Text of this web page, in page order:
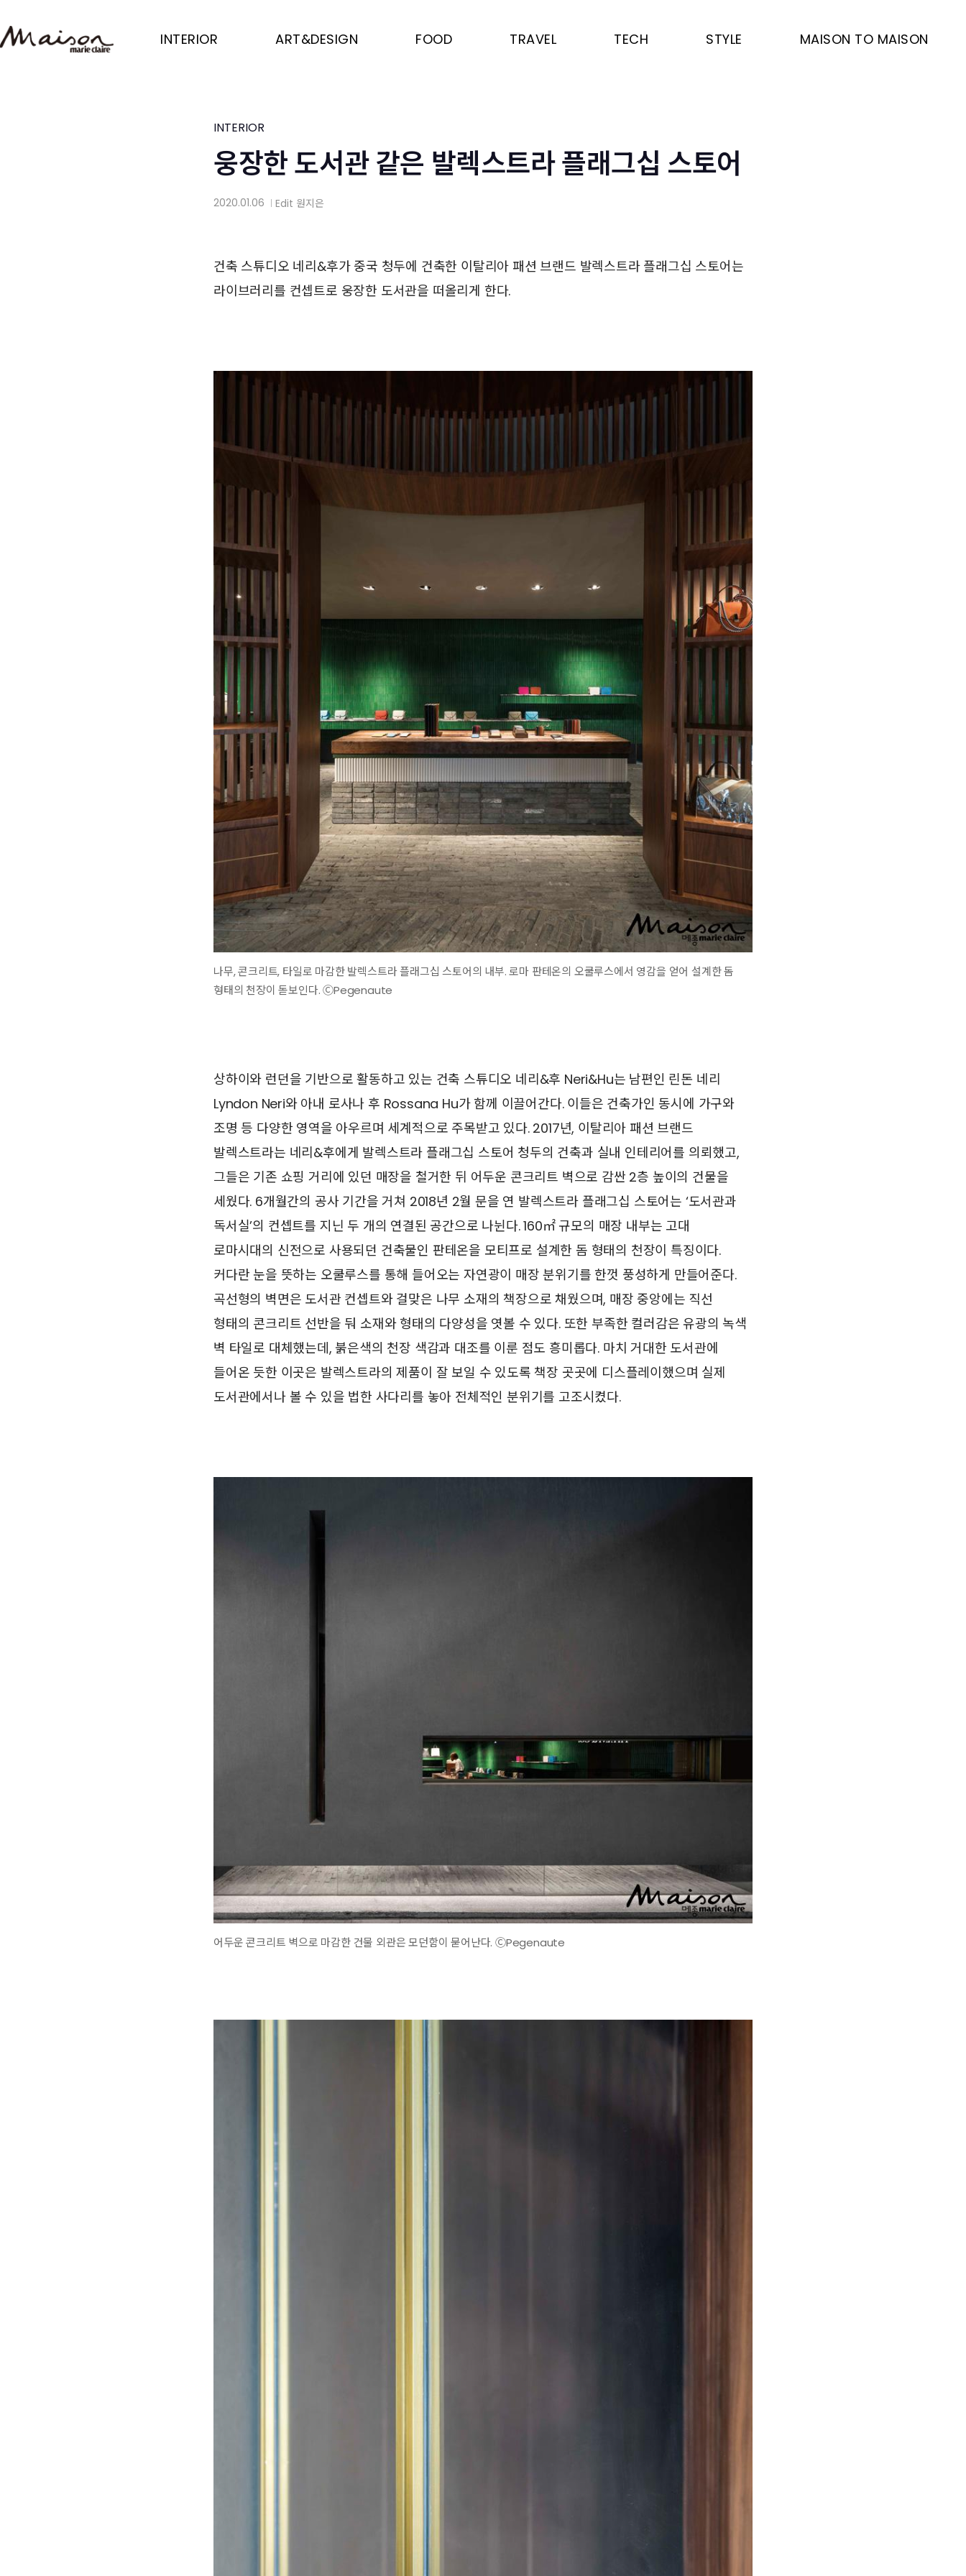
to
main
INTERIOR ART&DESIGN FOOD TRAVEL TECH STYLE MAISON TO MAISON
INTERIOR
웅장한 도서관 같은 발렉스트라 플래그십 스토어
2020.01.06 Edit 원지은
건축 스튜디오 네리&후가 중국 청두에 건축한 이탈리아 패션 브랜드 발렉스트라 플래그십 스토어는
라이브러리를 컨셉트로 웅장한 도서관을 떠올리게 한다.
나무, 콘크리트, 타일로 마감한 발렉스트라 플래그십 스토어의 내부. 로마 판테온의 오쿨루스에서 영감을 얻어 설계한 돔
형태의 천장이 돋보인다. ⒸPegenaute
상하이와 런던을 기반으로 활동하고 있는 건축 스튜디오 네리&후 Neri&Hu는 남편인 린돈 네리
Lyndon Neri와 아내 로사나 후 Rossana Hu가 함께 이끌어간다. 이들은 건축가인 동시에 가구와
조명 등 다양한 영역을 아우르며 세계적으로 주목받고 있다. 2017년, 이탈리아 패션 브랜드
발렉스트라는 네리&후에게 발렉스트라 플래그십 스토어 청두의 건축과 실내 인테리어를 의뢰했고,
그들은 기존 쇼핑 거리에 있던 매장을 철거한 뒤 어두운 콘크리트 벽으로 감싼 2층 높이의 건물을
세웠다. 6개월간의 공사 기간을 거쳐 2018년 2월 문을 연 발렉스트라 플래그십 스토어는 ‘도서관과
독서실’의 컨셉트를 지닌 두 개의 연결된 공간으로 나뉜다. 160㎡ 규모의 매장 내부는 고대
로마시대의 신전으로 사용되던 건축물인 판테온을 모티프로 설계한 돔 형태의 천장이 특징이다.
커다란 눈을 뜻하는 오쿨루스를 통해 들어오는 자연광이 매장 분위기를 한껏 풍성하게 만들어준다.
곡선형의 벽면은 도서관 컨셉트와 걸맞은 나무 소재의 책장으로 채웠으며, 매장 중앙에는 직선
형태의 콘크리트 선반을 둬 소재와 형태의 다양성을 엿볼 수 있다. 또한 부족한 컬러감은 유광의 녹색
벽 타일로 대체했는데, 붉은색의 천장 색감과 대조를 이룬 점도 흥미롭다. 마치 거대한 도서관에
들어온 듯한 이곳은 발렉스트라의 제품이 잘 보일 수 있도록 책장 곳곳에 디스플레이했으며 실제
도서관에서나 볼 수 있을 법한 사다리를 놓아 전체적인 분위기를 고조시켰다.
어두운 콘크리트 벽으로 마감한 건물 외관은 모던함이 묻어난다. ⒸPegenaute